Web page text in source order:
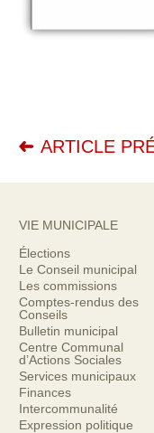
ARTICLE
VIE MUNICIPALE
Élections
Le Conseil municipal
Les commissions
Comptes-rendus des
Conseils
Bulletin municipal
Centre Communal
d’Actions Sociales
Services municipaux
Finances
Intercommunalité
Expression politique